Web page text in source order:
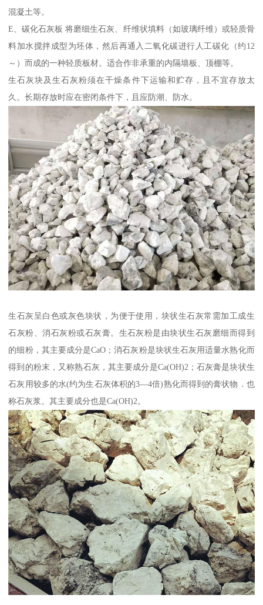
混凝土等。
E、碳化石灰板 将磨细生石灰、纤维状填料（如玻璃纤维）或轻质骨
料加水搅拌成型为坯体，然后再通入二氧化碳进行人工碳化（约12
～）而成的一种轻质板材。适合作非承重的内隔墙板、顶棚等。
生石灰块及生石灰粉须在干燥条件下运输和贮存，且不宜存放太
久。长期存放时应在密闭条件下，且应防潮、防水。
生石灰呈白色或灰色块状，为便于使用，块状生石灰常需加工成生
石灰粉、消石灰粉或石灰膏。生石灰粉是由块状生石灰磨细而得到
的细粉，其主要成分是CaO；消石灰粉是块状生石灰用适量水熟化而
得到的粉末，又称熟石灰，其主要成分是Ca(OH)2；石灰膏是块状生
石灰用较多的水(约为生石灰体积的3—4倍)熟化而得到的膏状物．也
称石灰浆。其主要成分也是Ca(OH)2。